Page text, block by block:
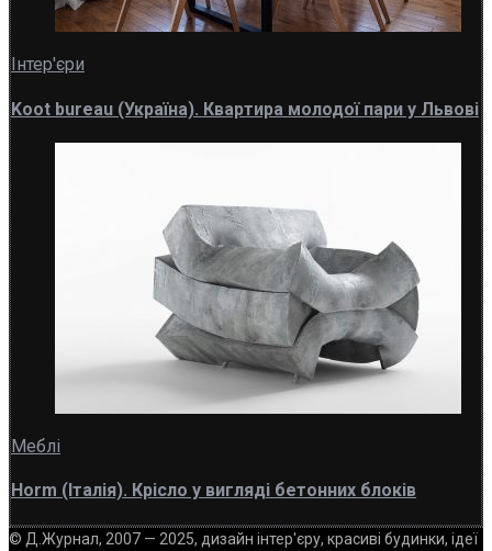
Інтер'єри
Koot bureau (Україна). Квартира молодої пари у Львові
Меблі
Horm (Італія). Крісло у вигляді бетонних блоків
© Д.Журнал, 2007 — 2025, дизайн інтер'єру, красиві будинки, ідеї